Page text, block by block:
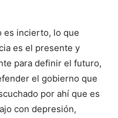
es incierto, lo que
es el presente y
para definir el futuro,
el gobierno que
por ahí que es
con depresión,